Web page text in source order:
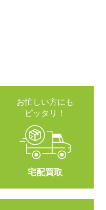
お忙しい方にも
ピッタリ！
宅配買取